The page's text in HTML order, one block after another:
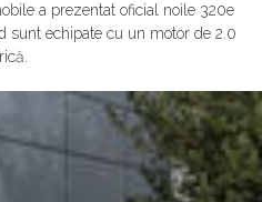
a prezentat oficial noile 320e
sunt echipate cu un motor de 2.0